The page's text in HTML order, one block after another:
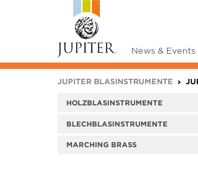
News & Events
JUPITER BLASINSTRUMENTE
HOLZBLASINSTRUMENTE
BLECHBLASINSTRUMENTE
MARCHING BRASS